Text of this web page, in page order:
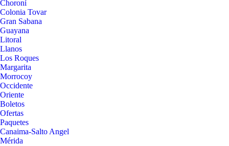
Choroní
Colonia Tovar
Gran Sabana
Guayana
Litoral
Llanos
Los Roques
Margarita
Morrocoy
Occidente
Oriente
Boletos
Ofertas
Paquetes
Canaima-Salto Angel
Mérida